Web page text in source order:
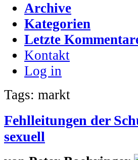
Archive
Kategorien
Letzte
Kontakt
Log in
Tags: markt
Fehlleitungen der
sexuell